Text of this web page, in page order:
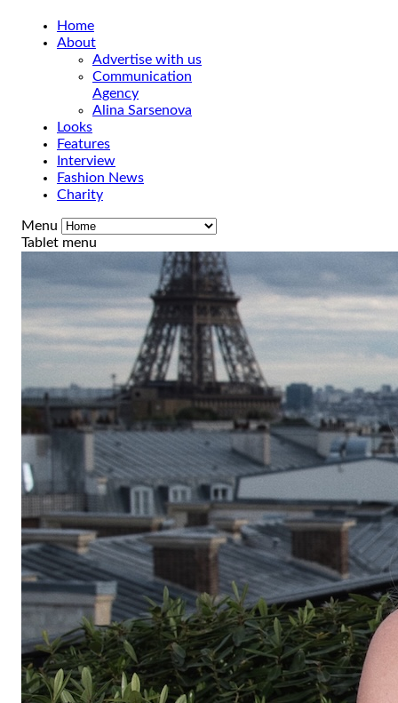
Home
About
Advertise with us
Communication
Agency
Alina Sarsenova
Looks
Features
Interview
Fashion News
Charity
Menu
Tablet menu